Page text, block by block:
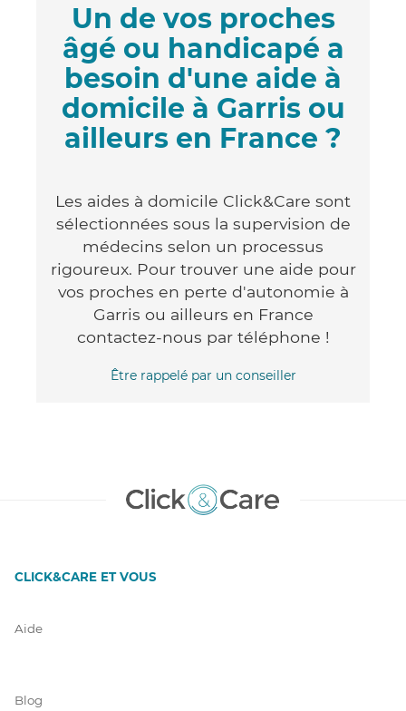
Un de vos proches
âgé ou handicapé a
besoin d'une aide à
domicile à Garris ou
ailleurs en France ?
Les aides à domicile Click&Care sont
sélectionnées sous la supervision de
médecins selon un processus
rigoureux. Pour trouver une aide pour
vos proches en perte d'autonomie à
Garris ou ailleurs en France
contactez-nous par téléphone !
Être rappelé par un conseiller
CLICK&CARE ET VOUS
Aide
Blog